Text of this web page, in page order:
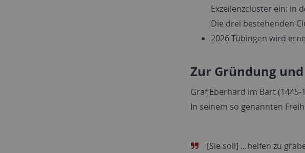
Exzellenzcluster ein: in
Die drei bestehenden
2026 Tübingen wird
Zur Gründung
Graf Eberhard im Bart
In seinem so genannten
[Sie soll] …helfen zu